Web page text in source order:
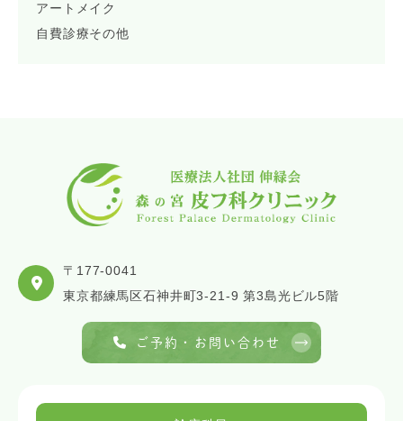
アートメイク
自費診療その他
〒177-0041
東京都練馬区石神井町3-21-9 第3島光ビル5階
ご予約・お問い合わせ